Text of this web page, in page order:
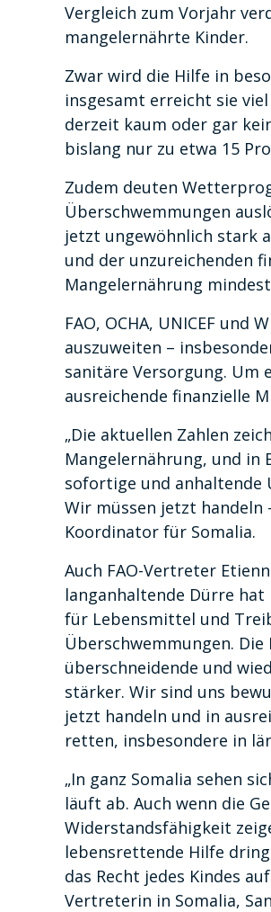
Vergleich zum Vorjahr
mangelernährte Kinder.
Zwar wird die Hilfe in
insgesamt erreicht sie
derzeit kaum oder gar
bislang nur zu etwa 15
Zudem deuten
Überschwemmungen
jetzt ungewöhnlich stark
und der unzureichenden
Mangelernährung
FAO, OCHA, UNICEF
auszuweiten –
sanitäre Versorgung. Um
ausreichende finanzielle
„Die aktuellen Zahlen
Mangelernährung, und in
sofortige und anhaltende
Wir müssen jetzt handeln
Koordinator für Somalia.
Auch FAO-Vertreter
langanhaltende Dürre
für Lebensmittel und
Überschwemmungen.
überschneidende und
stärker. Wir sind uns
jetzt handeln und in
retten, insbesondere in
„In ganz Somalia sehen
läuft ab. Auch wenn die
Widerstandsfähigkeit
lebensrettende Hilfe
das Recht jedes Kindes
Vertreterin in Somalia,